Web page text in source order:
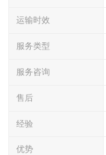
运输时效
服务类型
服务咨询
售后
经验
优势